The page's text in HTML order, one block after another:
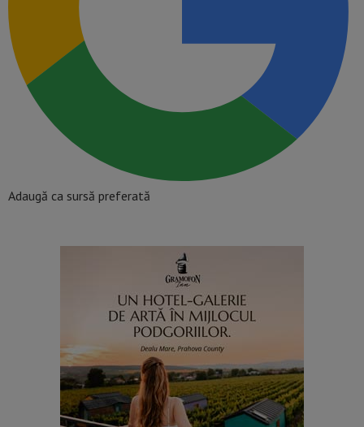
Adaugă ca sursă preferată